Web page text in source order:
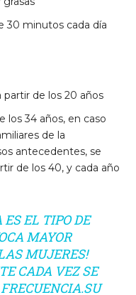
30 minutos cada día
partir de los 20 años
los 34 años, en caso
de la
antecedentes, se
de los 40, y cada año
EL TIPO DE
MAYOR
MUJERES!
CADA VEZ SE